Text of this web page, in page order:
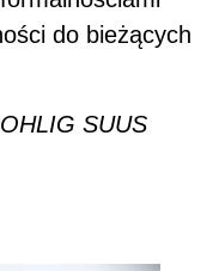
do bieżących
SUUS